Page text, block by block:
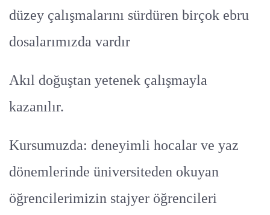
düzey çalışmalarını sürdüren birçok ebru
dosalarımızda vardır
Akıl doğuştan yetenek çalışmayla
kazanılır.
Kursumuzda: deneyimli hocalar ve yaz
dönemlerinde üniversiteden okuyan
öğrencilerimizin stajyer öğrencileri